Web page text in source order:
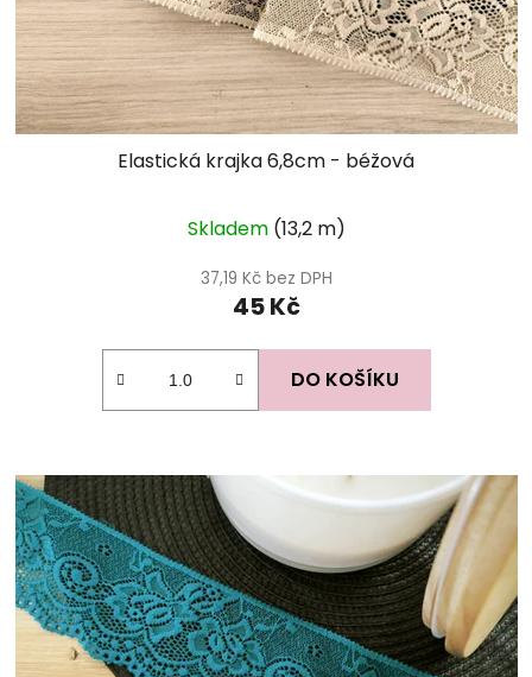
Elastická krajka 6,8cm - béžová
hodnocení
produktu
je
Skladem (13,2 m)
37,19 Kč bez DPH
45 Kč
DO KOŠÍKU